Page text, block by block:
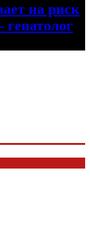
на риск